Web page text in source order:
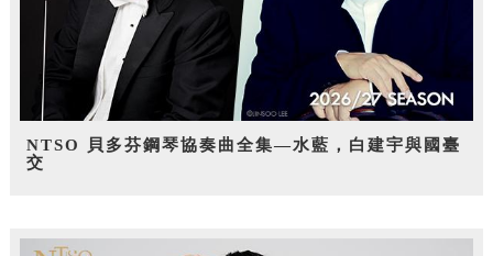
NTSO 貝多芬鋼琴協奏曲全集—水藍，白建宇與國臺
交